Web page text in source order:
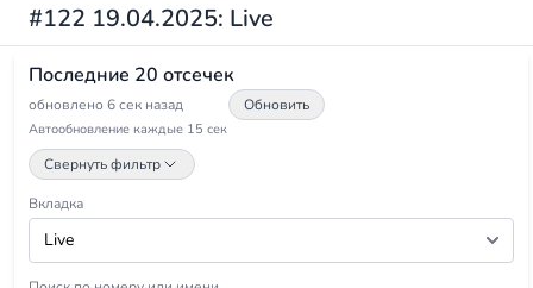
#122 19.04.2025: Live
Последние 20 отсечек
обновлено 6 сек назад Обновить
Автообновление каждые 15 сек
Свернуть фильтр
Вкладка